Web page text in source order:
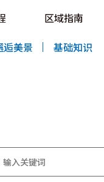
区域指南
逅美景
基础知识